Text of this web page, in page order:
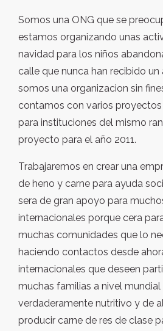
Somos una ONG que se
estamos organizando unas
navidad para los niños
calle que nunca han recibido
somos una organizacion sin
contamos con varios
para instituciones del mismo
proyecto para el año 2011.
Trabajaremos en crear una
de heno y carne para ayuda
sera de gran apoyo para
internacionales porque cera
muchas comunidades que lo
haciendo contactos desde
internacionales que deseen
muchas familias a nivel
verdaderamente nutritivo y de
producir carne de res de clase